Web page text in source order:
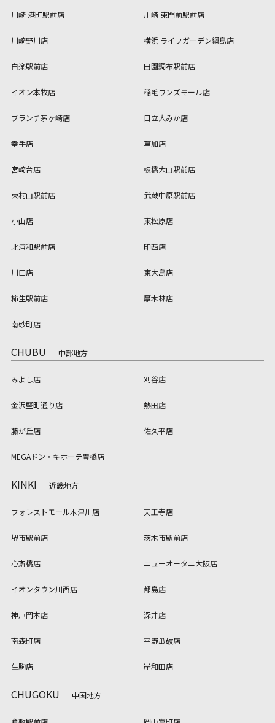
川崎 港町駅前店 川崎 東門前駅前店
川崎野川店 横浜 ライフガーデン綱島店
白楽駅前店 田園調布駅前店
イオン本牧店 稲毛ワンズモール店
ブランチ茅ヶ崎店 日立大みか店
幸手店 草加店
宮崎台店 板橋大山駅前店
東村山駅前店 武蔵中原駅前店
小山店 東松原店
北浦和駅前店 印西店
川口店 東大島店
柿生駅前店 厚木林店
南砂町店
CHUBU 中部地方
みよし店 刈谷店
金沢堅町通り店 熱田店
藤が丘店 佐久平店
MEGAドン・キホーテ豊橋店
KINKI 近畿地方
フォレストモール木津川店 天王寺店
堺市駅前店 茨木市駅前店
心斎橋店 ニューオータニ大阪店
イオンタウン川西店 都島店
神戸岡本店 深井店
南森町店 平野瓜破店
生駒店 岸和田店
CHUGOKU 中国地方